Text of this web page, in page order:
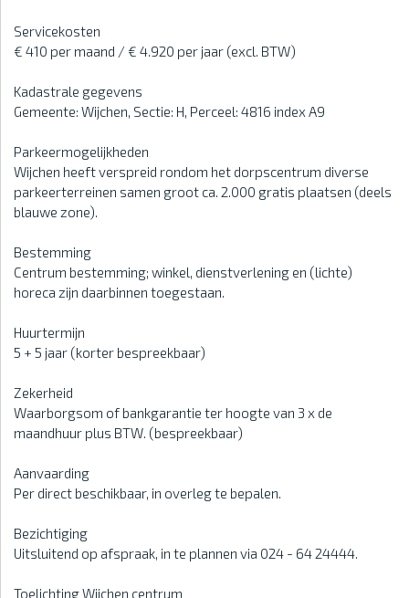
Servicekosten
€ 410 per maand / € 4.920 per jaar (excl. BTW)
Kadastrale gegevens
Gemeente: Wijchen, Sectie: H, Perceel: 4816 index A9
Parkeermogelijkheden
Wijchen heeft verspreid rondom het dorpscentrum diverse
parkeerterreinen samen groot ca. 2.000 gratis plaatsen (deels
blauwe zone).
Bestemming
Centrum bestemming; winkel, dienstverlening en (lichte)
horeca zijn daarbinnen toegestaan.
Huurtermijn
5 + 5 jaar (korter bespreekbaar)
Zekerheid
Waarborgsom of bankgarantie ter hoogte van 3 x de
maandhuur plus BTW. (bespreekbaar)
Aanvaarding
Per direct beschikbaar, in overleg te bepalen.
Bezichtiging
Uitsluitend op afspraak, in te plannen via 024 - 64 24444.
Toelichting Wijchen centrum